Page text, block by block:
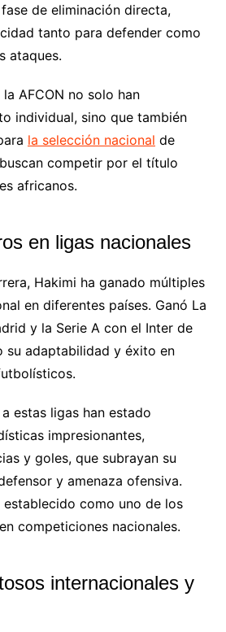
de eliminación directa,
tanto para defender como
ataques.
AFCON no solo han
individual, sino que también
la selección nacional de
competir por el título
africanos.
en ligas nacionales
Hakimi ha ganado múltiples
en diferentes países. Ganó La
y la Serie A con el Inter de
su adaptabilidad y éxito en
estas ligas han estado
impresionantes,
y goles, que subrayan su
y amenaza ofensiva.
como uno de los
competiciones nacionales.
internacionales y